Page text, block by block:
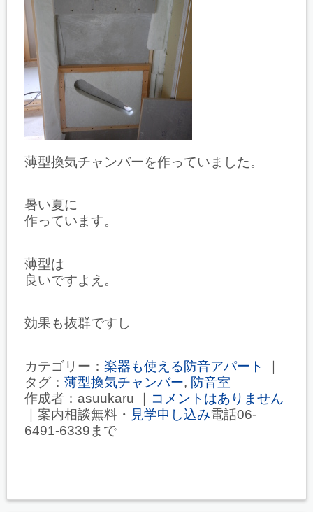
薄型換気チャンバーを作っていました。
暑い夏に
作っています。
薄型は
良いですよえ。
効果も抜群ですし
カテゴリー： 楽器も使える防音アパート
｜
タグ： 薄型換気チャンバー, 防音室
作成者：asuukaru ｜ コメントはありません
｜案内相談無料・ 見学申し込み電話06-
6491-6339まで